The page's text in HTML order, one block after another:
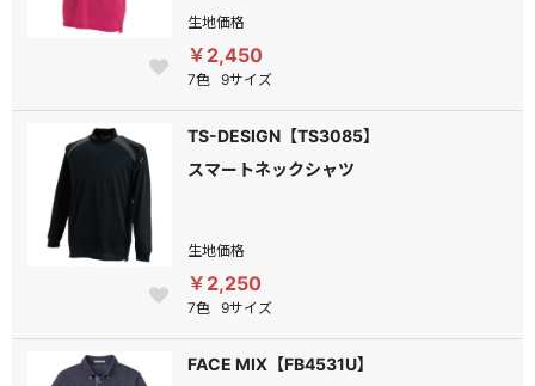
生地価格
￥2,450
7色 9サイズ
TS-DESIGN【TS3085】
スマートネックシャツ
生地価格
￥2,250
7色 9サイズ
FACE MIX【FB4531U】